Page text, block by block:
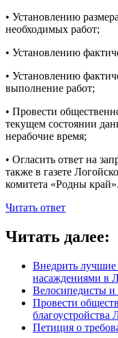
• Установлению
необходимых работ;
• Установлению
• Установлению
выполнение работ;
• Провести
текущем состоянии
нерабочие время;
• Огласить ответ на
также в газете
комитета «Родны край».
Читать ответ
Читать далее:
Внедрить лучшие
насаждениями в
Велосипедисты
Провести
благоустройства
Петиция о